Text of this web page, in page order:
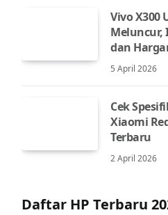
Vivo X300
Meluncur,
dan
5 April 2026
Cek
Xiaomi
Terbaru
2 April 2026
Daftar HP Terbaru